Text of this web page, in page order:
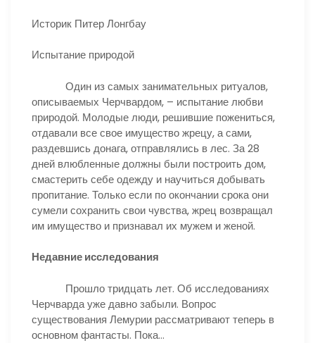
Историк Питер Лонгбау
Испытание природой
Один из самых занимательных ритуалов,
описываемых Черчвардом, – испытание любви
природой. Молодые люди, решившие пожениться,
отдавали все свое имущество жрецу, а сами,
раздевшись донага, отправлялись в лес. За 28
дней влюбленные должны были построить дом,
смастерить себе одежду и научиться добывать
пропитание. Только если по окончании срока они
сумели сохранить свои чувства, жрец возвращал
им имущество и признавал их мужем и женой.
Недавние исследования
Прошло тридцать лет. Об исследованиях
Черчварда уже давно забыли. Вопрос
существования Лемурии рассматривают теперь в
основном фантасты. Пока…